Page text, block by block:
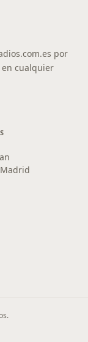
por
cualquier
Madrid